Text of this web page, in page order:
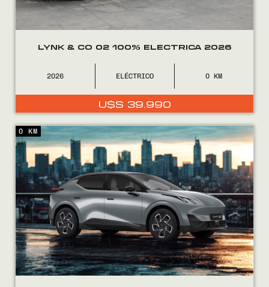
LYNK & CO 02 100% ELECTRICA 2026
2026 ELÉCTRICO 0
U$S 39.990
0 KM